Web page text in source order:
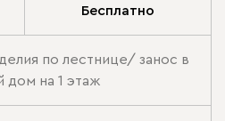
Бесплатно
по лестнице/ занос в
дом на 1 этаж